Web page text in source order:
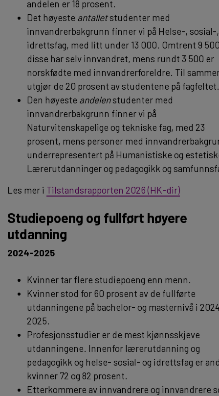
andelen er 18 prosent.
Det høyeste antalletstudenter med
innvandrerbakgrunn finner vi på Helse-, sosial-
idrettsfag, med litt under 13 000. Omtrent 9
disse har selv innvandret, mens rundt 3 500 er
norskfødte med innvandrerforeldre. Til
utgjør de 20 prosent av studentene på fagfeltet.
Den høyeste andelenstudenter med
innvandrerbakgrunn finner vi på
Naturvitenskapelige og tekniske fag, med 23
prosent, mens personer med
underrepresentert på Humanistiske og
Lærerutdanninger og pedagogikk og
Les mer i Tilstandsrapporten 2026(HK-dir)
Studiepoeng og fullført høyere
utdanning
2024-2025
Kvinner tar flere studiepoeng enn menn.
Kvinner stod for 60 prosent av de fullførte
utdanningene på bachelor- og masternivå i
2025.
Profesjonsstudier er de mest kjønnsskjeve
utdanningene. Innenfor lærerutdanning og
pedagogikk og helse- sosial- og idrettsfag er
kvinner 72 og 82 prosent.
Etterkommere av innvandrere og innvandrere